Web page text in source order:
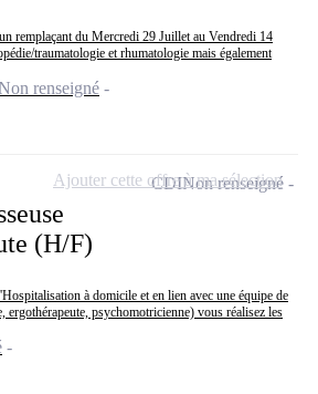
remplaçant du Mercredi 29 Juillet au Vendredi 14
traumatologie et rhumatologie mais également
renseigné
(H/F)
à domicile et en lien avec une équipe de
ergothérapeute, psychomotricienne) vous réalisez les
CDINon renseigné
Ajouter cette offre à ma sélection